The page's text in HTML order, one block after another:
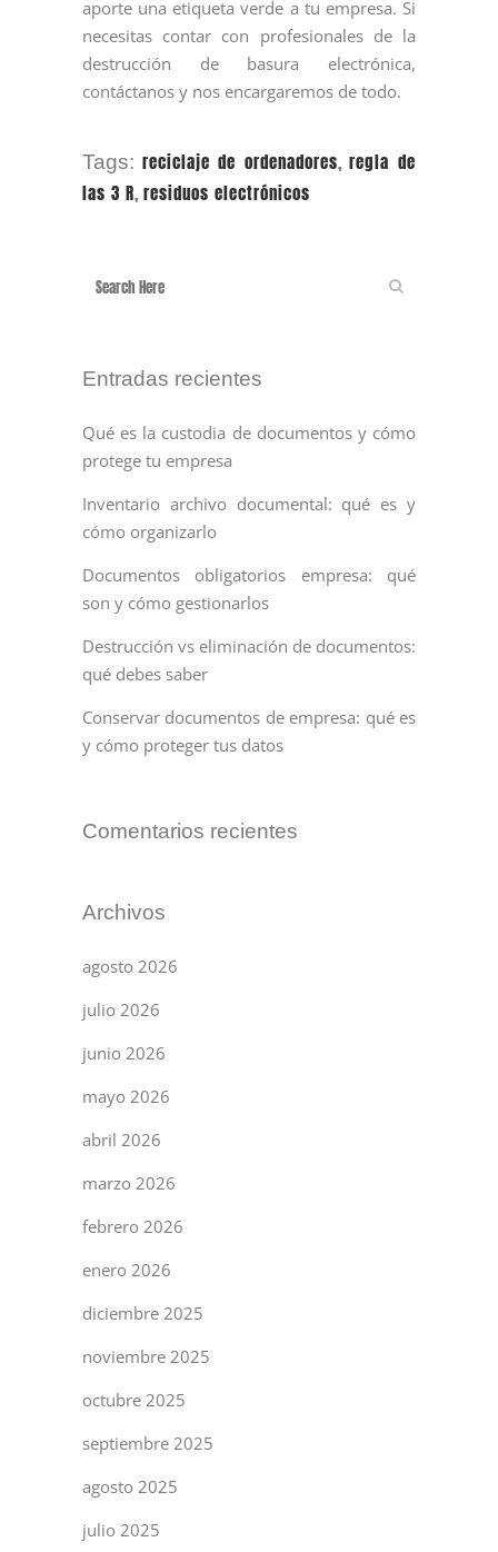
aporte una etiqueta verde a tu empresa. Si
necesitas contar con profesionales de la
destrucción de basura electrónica,
contáctanos y nos encargaremos de todo.
Tags: reciclaje de ordenadores,regla de
las 3 R, residuos electrónicos
Entradas recientes
Qué es la custodia de documentos y cómo
protege tu empresa
Inventario archivo documental: qué es y
cómo organizarlo
Documentos obligatorios empresa: qué
son y cómo gestionarlos
Destrucción vs eliminación de documentos:
qué debes saber
Conservar documentos de empresa: qué es
y cómo proteger tus datos
Comentarios recientes
Archivos
agosto 2026
julio 2026
junio 2026
mayo 2026
abril 2026
marzo 2026
febrero 2026
enero 2026
diciembre 2025
noviembre 2025
octubre 2025
septiembre 2025
agosto 2025
julio 2025